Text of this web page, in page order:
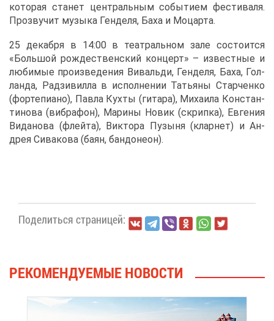
ко­то­рая ста­нет цен­траль­ным со­бы­ти­ем фе­сти­ва­ля.
Про­зву­чит му­зы­ка Ген­де­ля, Ба­ха и Мо­цар­та.
25 де­каб­ря в 14:00 в те­ат­раль­ном за­ле со­сто­ит­ся
«Боль­шой рож­де­ствен­ский кон­церт» – из­вест­ные и
лю­би­мые про­из­ве­де­ния Ви­валь­ди, Ген­де­ля, Ба­ха, Гол­
лан­да, Рад­зи­вил­ла в ис­пол­не­нии Та­тья­ны Стар­чен­ко
(фор­те­пи­а­но), Пав­ла Кух­ты (ги­та­ра), Ми­ха­и­ла Кон­стан­
ти­но­ва (виб­ра­фон), Ма­ри­ны Но­вик (скрип­ка), Ев­ге­ния
Ви­да­но­ва (флей­та), Вик­то­ра Пу­зы­ня (клар­нет) и Ан­
дрея Си­ва­ко­ва (ба­ян, бан­до­не­он).
По­де­лить­ся стра­ни­цей:
РЕ­КО­МЕН­ДУ­Е­МЫЕ НО­ВО­СТИ